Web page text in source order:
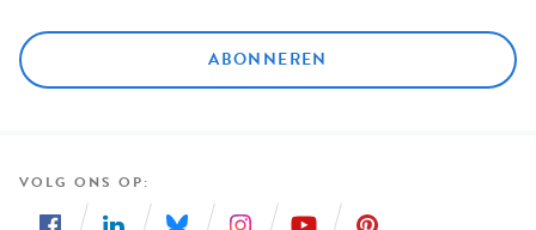
ABONNEREN
VOLG ONS OP